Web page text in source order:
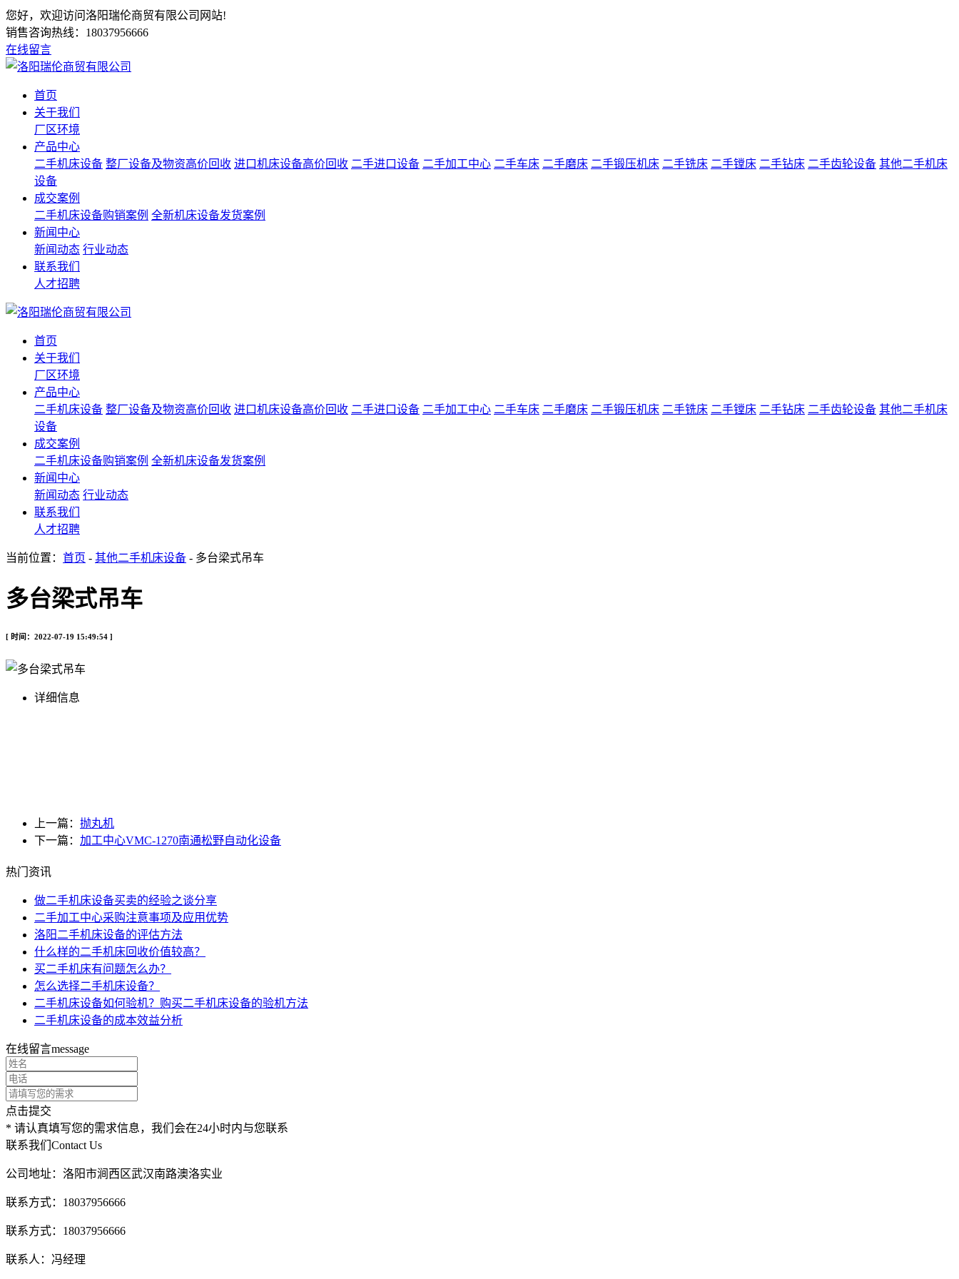
您好，欢迎访问洛阳瑞伦商贸有限公司网站!
销售咨询热线： 18037956666
在线留言
首页
关于我们
厂区环境
产品中心
二手机床设备 整厂设备及物资高价回收 进口机床设备高价回收 二手进口设备 二手加工中心 二手车床 二手磨床 二手锻压机床 二手铣床 二手镗床 二手钻床 二手齿轮设备 其他二手机床
设备
成交案例
二手机床设备购销案例 全新机床设备发货案例
新闻中心
新闻动态 行业动态
联系我们
人才招聘
首页
关于我们
厂区环境
产品中心
二手机床设备 整厂设备及物资高价回收 进口机床设备高价回收 二手进口设备 二手加工中心 二手车床 二手磨床 二手锻压机床 二手铣床 二手镗床 二手钻床 二手齿轮设备 其他二手机床
设备
成交案例
二手机床设备购销案例 全新机床设备发货案例
新闻中心
新闻动态 行业动态
联系我们
人才招聘
当前位置： 首页 - 其他二手机床设备 - 多台梁式吊车
多台梁式吊车
[ 时间：2022-07-19 15:49:54 ]
详细信息
上一篇： 抛丸机
下一篇： 加工中心VMC-1270南通松野自动化设备
热门资讯
做二手机床设备买卖的经验之谈分享
二手加工中心采购注意事项及应用优势
洛阳二手机床设备的评估方法
什么样的二手机床回收价值较高？
买二手机床有问题怎么办？
怎么选择二手机床设备？
二手机床设备如何验机？购买二手机床设备的验机方法
二手机床设备的成本效益分析
在线留言message
点击提交
* 请认真填写您的需求信息，我们会在24小时内与您联系
联系我们 Contact Us
公司地址：洛阳市涧西区武汉南路澳洛实业
联系方式：18037956666
联系方式：18037956666
联系人：冯经理